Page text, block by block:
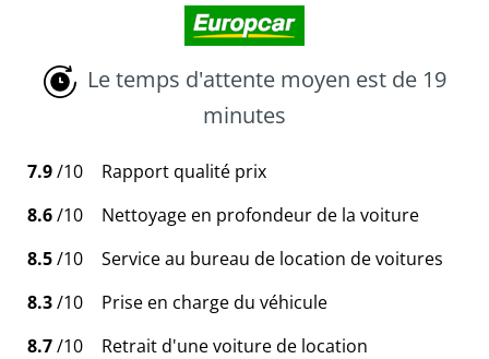
Le temps d'attente moyen est de 19
minutes
7.9/10
Rapport qualité prix
8.6/10
Nettoyage en profondeur de la voiture
8.5/10
Service au bureau de location de voitures
8.3/10
Prise en charge du véhicule
8.7/10 Retrait d'une voiture de location